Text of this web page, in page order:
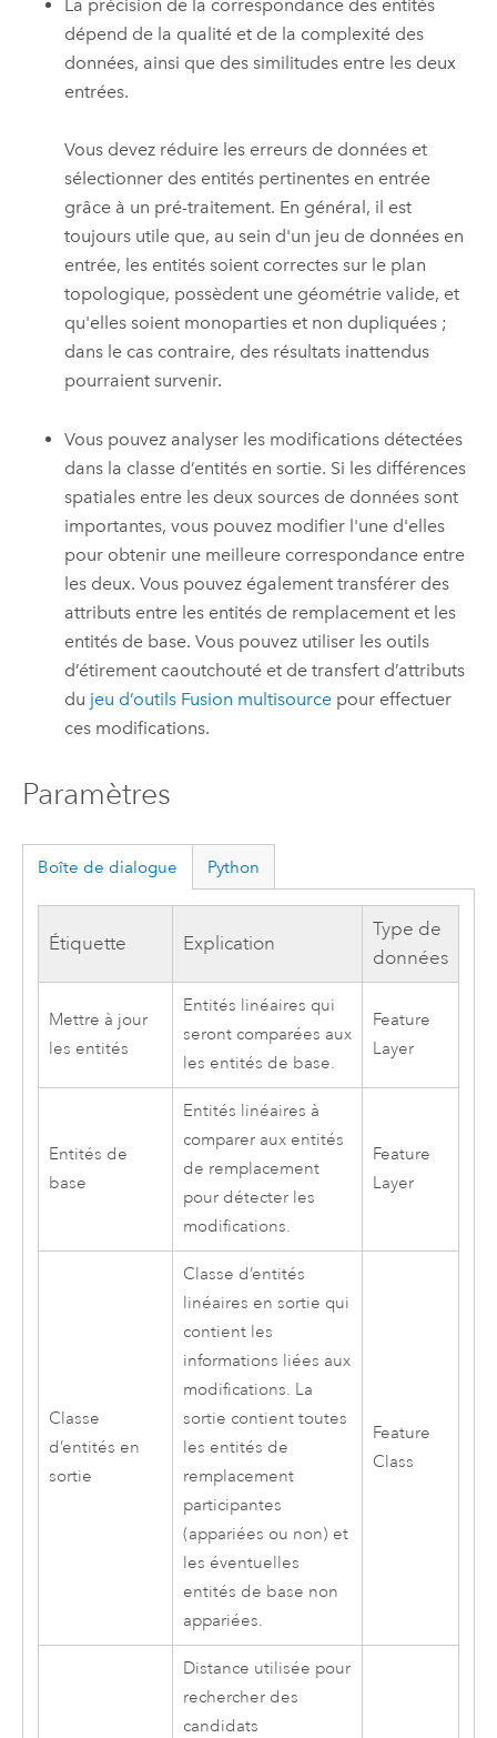
La précision de la correspondance des entités
dépend de la qualité et de la complexité des
données, ainsi que des similitudes entre les deux
entrées.
Vous devez réduire les erreurs de données et
sélectionner des entités pertinentes en entrée
grâce à un pré-traitement. En général, il est
toujours utile que, au sein d'un jeu de données en
entrée, les entités soient correctes sur le plan
topologique, possèdent une géométrie valide, et
qu'elles soient monoparties et non dupliquées ;
dans le cas contraire, des résultats inattendus
pourraient survenir.
Vous pouvez analyser les modifications détectées
dans la classe d’entités en sortie. Si les différences
spatiales entre les deux sources de données sont
importantes, vous pouvez modifier l'une d'elles
pour obtenir une meilleure correspondance entre
les deux. Vous pouvez également transférer des
attributs entre les entités de remplacement et les
entités de base. Vous pouvez utiliser les outils
d’étirement caoutchouté et de transfert d’attributs
du jeu d’outils Fusion multisource pour effectuer
ces modifications.
Paramètres
Boîte de dialogue Python
Étiquette Explication
Type de
données
Mettre à jour
les entités
Entités linéaires qui
seront comparées aux
les entités de base.
Feature
Layer
Entités de
base
Entités linéaires à
comparer aux entités
de remplacement
pour détecter les
modifications.
Feature
Layer
Classe
d’entités en
sortie
Classe d’entités
linéaires en sortie qui
contient les
informations liées aux
modifications. La
sortie contient toutes
les entités de
remplacement
participantes
(appariées ou non) et
les éventuelles
entités de base non
appariées.
Feature
Class
Distance utilisée pour
rechercher des
candidats